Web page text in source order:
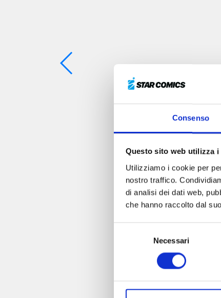
Consenso
Questo sito web utilizza i
Utilizziamo i cookie per
nostro traffico.
di analisi dei dati web,
che hanno raccolto dal
Necessari